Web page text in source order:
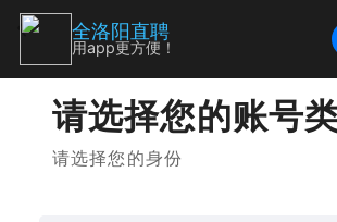
请选择您的账号
请选择您的身份
全洛阳直聘
用app更方便！